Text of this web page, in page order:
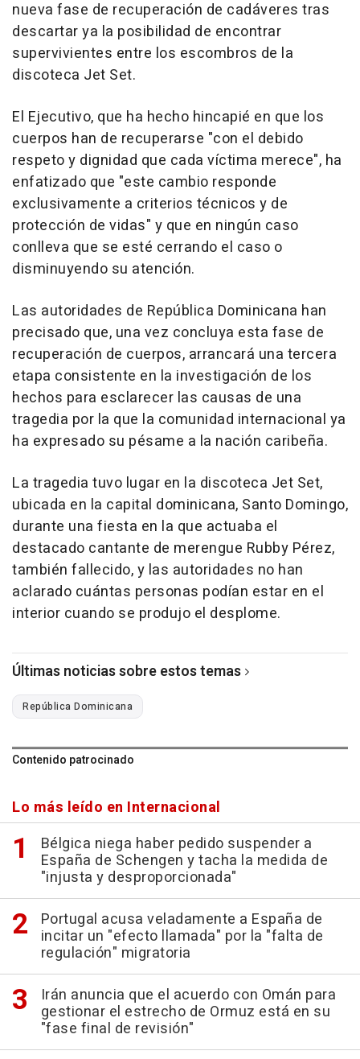
nueva fase de recuperación de cadáveres tras
descartar ya la posibilidad de encontrar
supervivientes entre los escombros de la
discoteca Jet Set.
El Ejecutivo, que ha hecho hincapié en que los
cuerpos han de recuperarse "con el debido
respeto y dignidad que cada víctima merece", ha
enfatizado que "este cambio responde
exclusivamente a criterios técnicos y de
protección de vidas" y que en ningún caso
conlleva que se esté cerrando el caso o
disminuyendo su atención.
Las autoridades de República Dominicana han
precisado que, una vez concluya esta fase de
recuperación de cuerpos, arrancará una tercera
etapa consistente en la investigación de los
hechos para esclarecer las causas de una
tragedia por la que la comunidad internacional ya
ha expresado su pésame a la nación caribeña.
La tragedia tuvo lugar en la discoteca Jet Set,
ubicada en la capital dominicana, Santo Domingo,
durante una fiesta en la que actuaba el
destacado cantante de merengue Rubby Pérez,
también fallecido, y las autoridades no han
aclarado cuántas personas podían estar en el
interior cuando se produjo el desplome.
Últimas noticias sobre estos temas
República Dominicana
Contenido patrocinado
Lo más leído en Internacional
Bélgica niega haber pedido suspender a
España de Schengen y tacha la medida de
"injusta y desproporcionada"
Portugal acusa veladamente a España de
incitar un "efecto llamada" por la "falta de
regulación" migratoria
Irán anuncia que el acuerdo con Omán para
gestionar el estrecho de Ormuz está en su
"fase final de revisión"